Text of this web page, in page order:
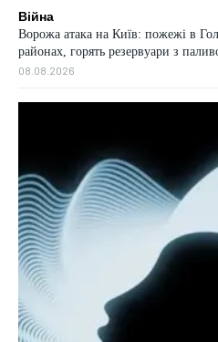
Війна
Ворожа атака на Київ: пожежі в
районах, горять резервуари з
08.08.2026